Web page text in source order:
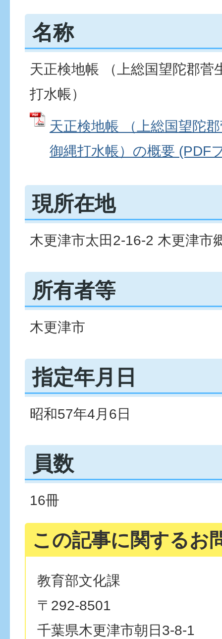
名称
天正検地帳 （上総国望陀郡菅
打水帳）
天正検地帳 （上総国望陀
御縄打水帳）の概要 (PDF
現所在地
木更津市太田2-16-2 木更津市
所有者等
木更津市
指定年月日
昭和57年4月6日
員数
16冊
この記事に関するお
教育部文化課
〒292-8501
千葉県木更津市朝日3-8-1